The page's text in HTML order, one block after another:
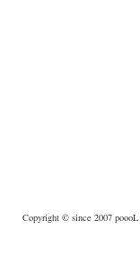
Copyright © since 2007 poooL